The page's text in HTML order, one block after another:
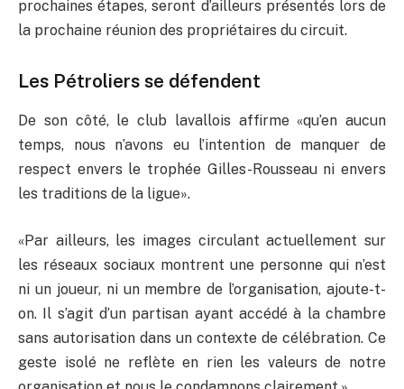
prochaines étapes, seront d’ailleurs présentés lors de
la prochaine réunion des propriétaires du circuit.
Les Pétroliers se défendent
De son côté, le club lavallois affirme «qu’en aucun
temps, nous n’avons eu l’intention de manquer de
respect envers le trophée Gilles-Rousseau ni envers
les traditions de la ligue».
«Par ailleurs, les images circulant actuellement sur
les réseaux sociaux montrent une personne qui n’est
ni un joueur, ni un membre de l’organisation, ajoute-t-
on. Il s’agit d’un partisan ayant accédé à la chambre
sans autorisation dans un contexte de célébration. Ce
geste isolé ne reflète en rien les valeurs de notre